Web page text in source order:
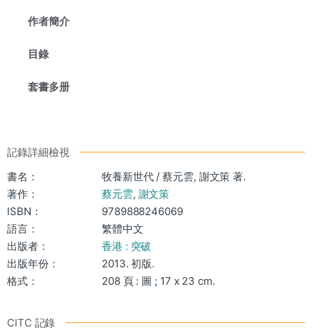
作者簡介
目錄
套書多册
記錄詳細檢視
書名：
牧養新世代 / 蔡元雲, 謝文策 著.
著作：
蔡元雲, 謝文策
ISBN：
9789888246069
語言：
繁體中文
出版者：
香港 : 突破
出版年份：
2013. 初版.
格式：
208 頁 : 圖 ; 17 x 23 cm.
CITC 記錄